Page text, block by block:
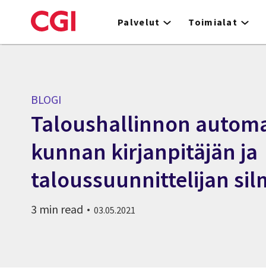
to
Palvelut Toimialat
BLOGI
Taloushallinnon
kunnan kirjanpitäjän ja
taloussuunnittelijan
3 min read 03.05.2021